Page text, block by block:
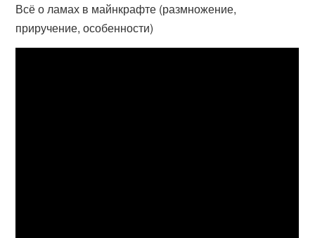
Всё о ламах в майнкрафте (размножение,
приручение, особенности)